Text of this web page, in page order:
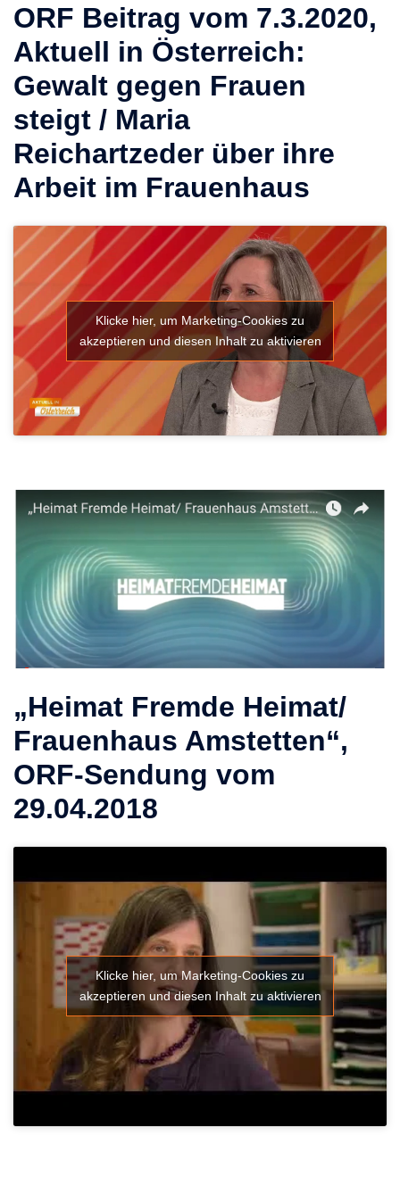
ORF Beitrag vom 7.3.2020,
Aktuell in Österreich:
Gewalt gegen Frauen
steigt / Maria
Reichartzeder über ihre
Arbeit im Frauenhaus
Klicke hier, um Marketing-Cookies zu
akzeptieren und diesen Inhalt zu aktivieren
„Heimat Fremde Heimat/
Frauenhaus Amstetten“,
ORF-Sendung vom
29.04.2018
Klicke hier, um Marketing-Cookies zu
akzeptieren und diesen Inhalt zu aktivieren